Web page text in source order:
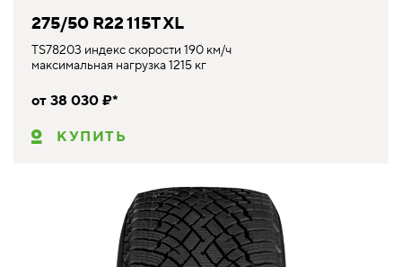
275/50 R22 115T XL
TS78203 индекс скорости 190 км/ч
максимальная нагрузка 1215 кг
от 38 030 ₽*
КУПИТЬ